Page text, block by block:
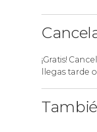
Horario
de inicio y
frente al
¡Gratis!
llegas tarde